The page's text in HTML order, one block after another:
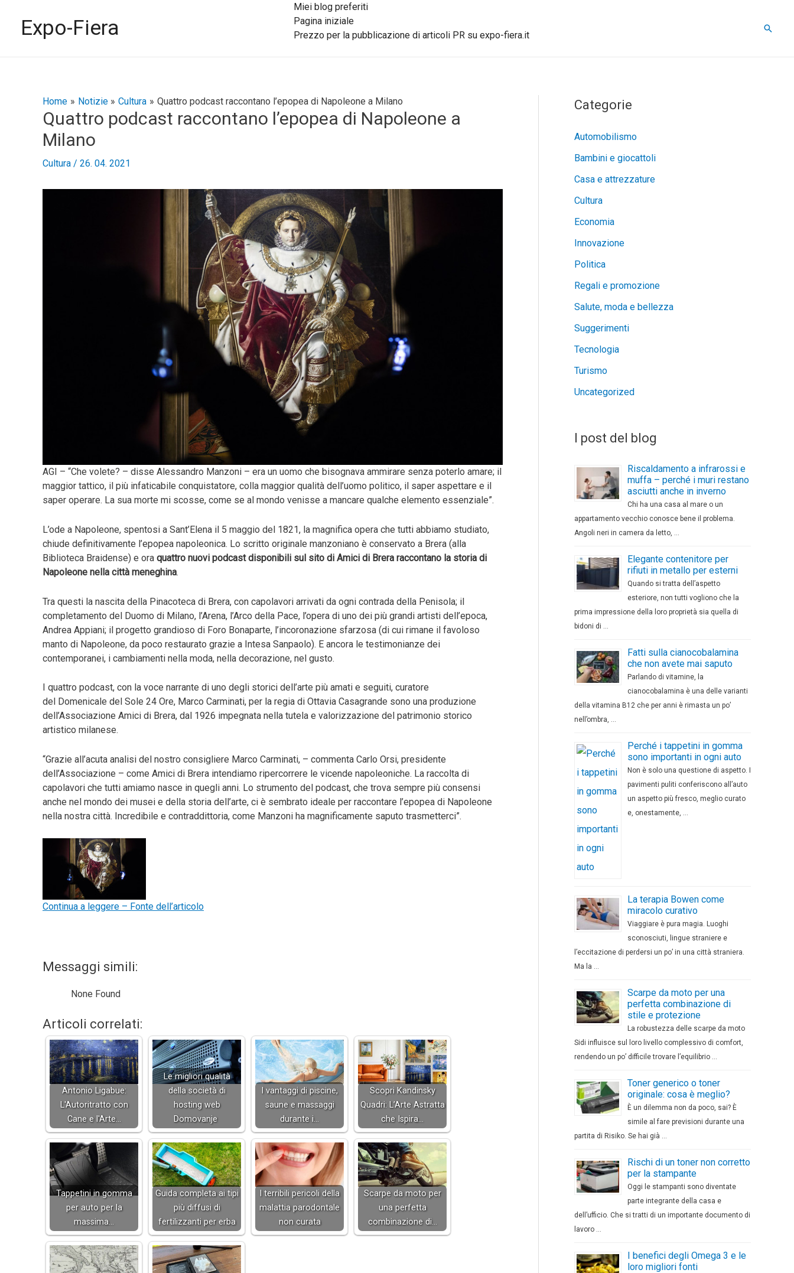
contenutoExpo-Fiera
Miei blog preferiti
Pagina iniziale
Prezzo per la pubblicazione di articoli PR su expo-fiera.it
Cerca
Home Notizie Cultura Quattro podcast raccontano l’epopea di Napoleone a Milano
Quattro podcast raccontano l’epopea di Napoleone a
Milano
Cultura / 26. 04. 2021
AGI – “Che volete? – disse Alessandro Manzoni – era un uomo che bisognava ammirare senza poterlo amare; il
maggior tattico, il più infaticabile conquistatore, colla maggior qualità dell’uomo politico, il saper aspettare e il
saper operare. La sua morte mi scosse, come se al mondo venisse a mancare qualche elemento essenziale”.
L’ode a Napoleone, spentosi a Sant’Elena il 5 maggio del 1821, la magnifica opera che tutti abbiamo studiato,
chiude definitivamente l’epopea napoleonica. Lo scritto originale manzoniano è conservato a Brera (alla
Biblioteca Braidense) e ora quattro nuovi podcast disponibili sul sito di Amici di Brera raccontano la storia di
Napoleone nella città meneghina.
Tra questi la nascita della Pinacoteca di Brera, con capolavori arrivati da ogni contrada della Penisola; il
completamento del Duomo di Milano, l’Arena, l’Arco della Pace, l’opera di uno dei più grandi artisti dell’epoca,
Andrea Appiani; il progetto grandioso di Foro Bonaparte, l’incoronazione sfarzosa (di cui rimane il favoloso
manto di Napoleone, da poco restaurato grazie a Intesa Sanpaolo). E ancora le testimonianze dei
contemporanei, i cambiamenti nella moda, nella decorazione, nel gusto.
I quattro podcast, con la voce narrante di uno degli storici dell’arte più amati e seguiti, curatore
del Domenicale del Sole 24 Ore, Marco Carminati, per la regia di Ottavia Casagrande sono una produzione
dell’Associazione Amici di Brera, dal 1926 impegnata nella tutela e valorizzazione del patrimonio storico
artistico milanese.
“Grazie all’acuta analisi del nostro consigliere Marco Carminati, – commenta Carlo Orsi, presidente
dell’Associazione – come Amici di Brera intendiamo ripercorrere le vicende napoleoniche. La raccolta di
capolavori che tutti amiamo nasce in quegli anni. Lo strumento del podcast, che trova sempre più consensi
anche nel mondo dei musei e della storia dell’arte, ci è sembrato ideale per raccontare l’epopea di Napoleone
nella nostra città. Incredibile e contraddittoria, come Manzoni ha magnificamente saputo trasmetterci”.
Continua a leggere – Fonte dell’articolo
Messaggi simili:
None Found
Articoli correlati:
Antonio Ligabue:
L'Autoritratto con
Cane e l'Arte…
Le migliori qualità
della società di
hosting web
Domovanje
I vantaggi di piscine,
saune e massaggi
durante i…
Scopri Kandinsky
Quadri: L’Arte Astratta
che Ispira…
Tappetini in gomma
per auto per la
massima…
Guida completa ai tipi
più diffusi di
fertilizzanti per erba
I terribili pericoli della
malattia parodontale
non curata
Scarpe da moto per
una perfetta
combinazione di…
Navigazione
articoli
Categorie
Automobilismo
Bambini e giocattoli
Casa e attrezzature
Cultura
Economia
Innovazione
Politica
Regali e promozione
Salute, moda e bellezza
Suggerimenti
Tecnologia
Turismo
Uncategorized
I post del blog
Riscaldamento a infrarossi e
muffa – perché i muri restano
asciutti anche in inverno
Chi ha una casa al mare o un
appartamento vecchio conosce bene il problema.
Angoli neri in camera da letto, …
Elegante contenitore per
rifiuti in metallo per esterni
Quando si tratta dell’aspetto
esteriore, non tutti vogliono che la
prima impressione della loro proprietà sia quella di
bidoni di …
Fatti sulla cianocobalamina
che non avete mai saputo
Parlando di vitamine, la
cianocobalamina è una delle varianti
della vitamina B12 che per anni è rimasta un po’
nell’ombra, …
Perché i tappetini in gomma
sono importanti in ogni auto
Non è solo una questione di aspetto. I
pavimenti puliti conferiscono all’auto
un aspetto più fresco, meglio curato
e, onestamente, …
La terapia Bowen come
miracolo curativo
Viaggiare è pura magia. Luoghi
sconosciuti, lingue straniere e
l’eccitazione di perdersi un po’ in una città straniera.
Ma la …
Scarpe da moto per una
perfetta combinazione di
stile e protezione
La robustezza delle scarpe da moto
Sidi influisce sul loro livello complessivo di comfort,
rendendo un po’ difficile trovare l’equilibrio …
Toner generico o toner
originale: cosa è meglio?
È un dilemma non da poco, sai? È
simile al fare previsioni durante una
partita di Risiko. Se hai già …
Rischi di un toner non corretto
per la stampante
Oggi le stampanti sono diventate
parte integrante della casa e
dell’ufficio. Che si tratti di un importante documento di
lavoro …
I benefici degli Omega 3 e le
loro migliori fonti